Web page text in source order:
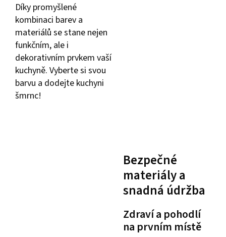
Díky promyšlené
kombinaci barev a
materiálů se stane nejen
funkčním, ale i
dekorativním prvkem vaší
kuchyně. Vyberte si svou
barvu a dodejte kuchyni
šmrnc!
Bezpečné
materiály a
snadná údržba
Zdraví a pohodlí
na prvním místě